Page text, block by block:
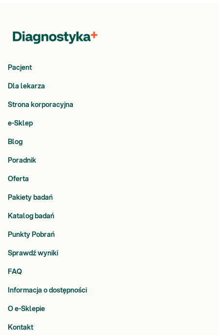
Pacjent
Dla lekarza
Strona korporacyjna
e-Sklep
Blog
Poradnik
Oferta
Pakiety badań
Katalog badań
Punkty Pobrań
Sprawdź wyniki
FAQ
Informacja o dostępności
O e-Sklepie
Kontakt